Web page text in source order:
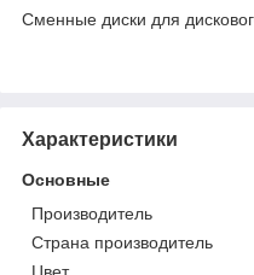
Сменные диски для
Характеристики
Основные
Производитель
Страна производитель
Цвет